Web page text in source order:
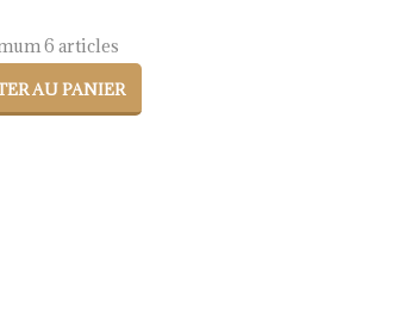
6 articles
AU PANIER